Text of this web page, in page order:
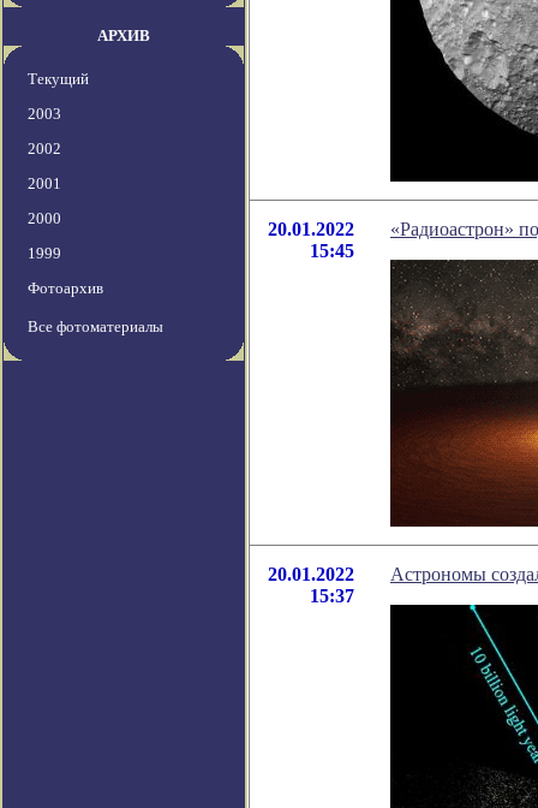
АРХИВ
Текущий
2003
2002
2001
2000
1999
Фотоархив
Все фотоматериалы
20.01.2022
15:45
«Радиоастрон»
20.01.2022
15:37
Астрономы